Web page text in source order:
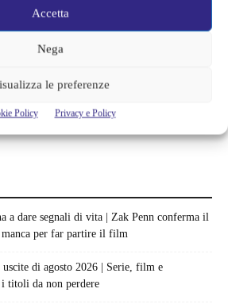
Accetta
Nega
le preferenze
Policy Privacy e Policy
a dare segnali di vita | Zak Penn conferma il
manca per far partire il film
di agosto 2026 | Serie, film e
titoli da non perdere